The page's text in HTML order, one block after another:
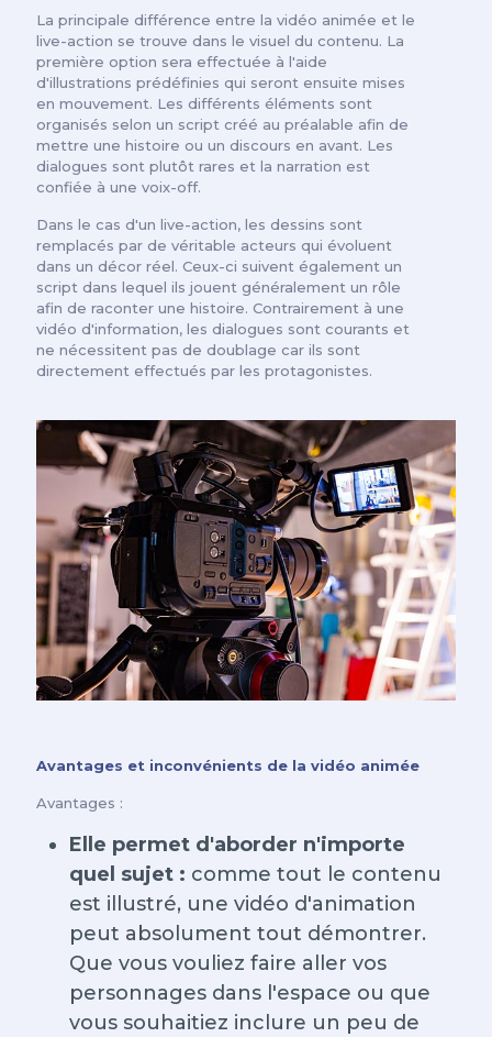
La principale différence entre la vidéo animée et le
live-action se trouve dans le visuel du contenu. La
première option sera effectuée à l'aide
d'illustrations prédéfinies qui seront ensuite mises
en mouvement. Les différents éléments sont
organisés selon un script créé au préalable afin de
mettre une histoire ou un discours en avant. Les
dialogues sont plutôt rares et la narration est
confiée à une voix-off.
Dans le cas d'un live-action, les dessins sont
remplacés par de véritable acteurs qui évoluent
dans un décor réel. Ceux-ci suivent également un
script dans lequel ils jouent généralement un rôle
afin de raconter une histoire. Contrairement à une
vidéo d'information, les dialogues sont courants et
ne nécessitent pas de doublage car ils sont
directement effectués par les protagonistes.
Avantages et inconvénients de la vidéo animée
Avantages :
Elle permet d'aborder n'importe
quel sujet : comme tout le contenu
est illustré, une vidéo d'animation
peut absolument tout démontrer.
Que vous vouliez faire aller vos
personnages dans l'espace ou que
vous souhaitiez inclure un peu de